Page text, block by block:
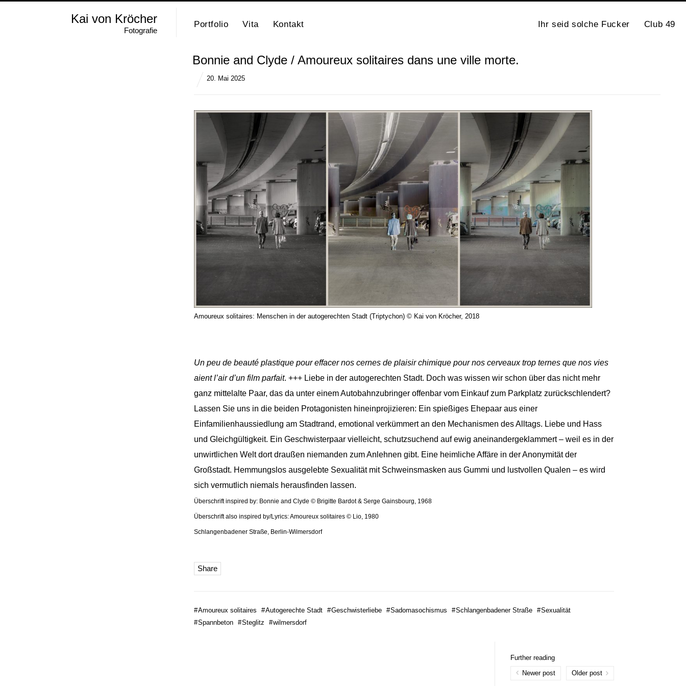
Kai von Kröcher
Fotografie
Portfolio Vita Kontakt Ihr seid solche Fucker Club 49
Bonnie and Clyde / Amoureux solitaires dans une ville morte.
20. Mai 2025
Amoureux solitaires: Menschen in der autogerechten Stadt (Triptychon) © Kai von Kröcher, 2018
Un peu de beauté plastique pour effacer nos cernes de plaisir chimique pour nos cerveaux trop ternes que nos vies
aient l’air d’un film parfait. +++ Liebe in der autogerechten Stadt. Doch was wissen wir schon über das nicht mehr
ganz mittelalte Paar, das da unter einem Autobahnzubringer offenbar vom Einkauf zum Parkplatz zurückschlendert?
Lassen Sie uns in die beiden Protagonisten hineinprojizieren: Ein spießiges Ehepaar aus einer
Einfamilienhaussiedlung am Stadtrand, emotional verkümmert an den Mechanismen des Alltags. Liebe und Hass
und Gleichgültigkeit. Ein Geschwisterpaar vielleicht, schutzsuchend auf ewig aneinandergeklammert – weil es in der
unwirtlichen Welt dort draußen niemanden zum Anlehnen gibt. Eine heimliche Affäre in der Anonymität der
Großstadt. Hemmungslos ausgelebte Sexualität mit Schweinsmasken aus Gummi und lustvollen Qualen – es wird
sich vermutlich niemals herausfinden lassen.
Überschrift inspired by: Bonnie and Clyde © Brigitte Bardot & Serge Gainsbourg, 1968
Überschrift also inspired by/Lyrics: Amoureux solitaires © Lio, 1980
Schlangenbadener Straße, Berlin-Wilmersdorf
Share
#Amoureux solitaires #Autogerechte Stadt #Geschwisterliebe #Sadomasochismus #Schlangenbadener Straße #Sexualität
#Spannbeton #Steglitz #wilmersdorf
Further reading
Older post
Newer post